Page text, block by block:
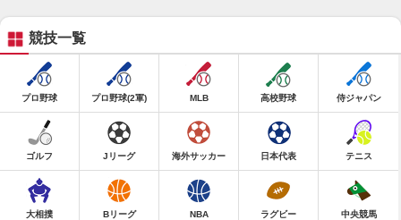
競技一覧
プロ野球 プロ野球(2軍) MLB 高校野球 侍ジャパン
ゴルフ Jリーグ 海外サッカー 日本代表 テニス
大相撲 Bリーグ NBA ラグビー 中央競馬